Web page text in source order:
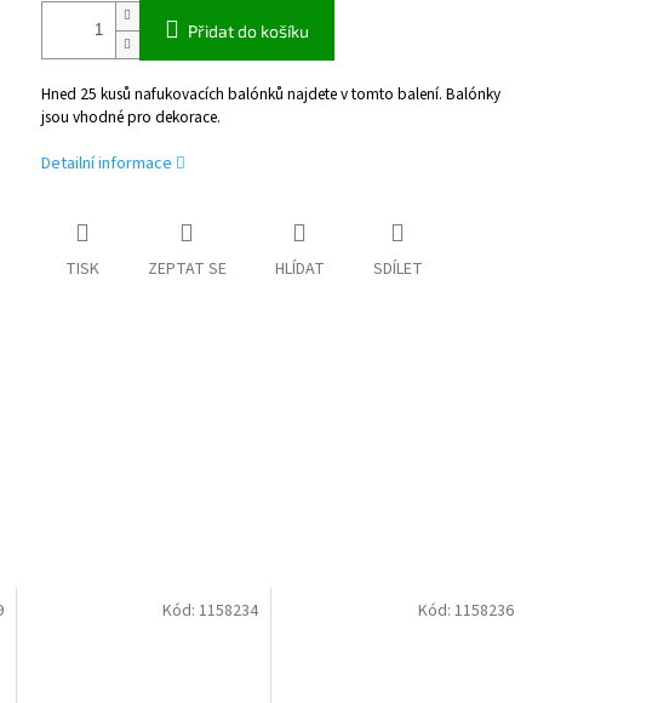
Přidat do košíku
Hned 25 kusů nafukovacích balónků najdete v tomto balení. Balónky
jsou vhodné pro dekorace.
Detailní informace
TISK ZEPTAT SE HLÍDAT SDÍLET
Kód:1158234 Kód: 1158236